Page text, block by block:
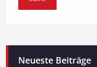
Neueste Beiträge